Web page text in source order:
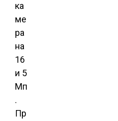
ка
ме
ра
на
16
и 5
Мп
.
Пр